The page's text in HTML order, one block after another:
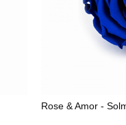
Rose & Amor -